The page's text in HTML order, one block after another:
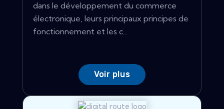
dans le développement du commerce
électronique, leurs principaux principes de
fonctionnement et les c...
Voir plus